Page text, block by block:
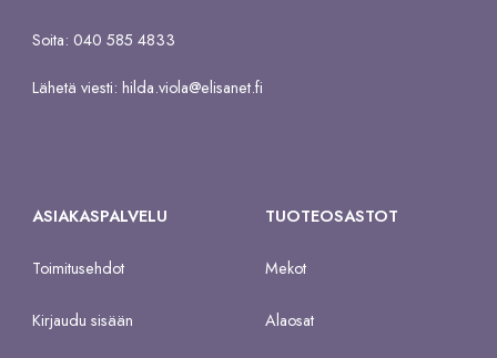
Soita: 040 585 4833
Lähetä viesti:hilda.viola@elisanet.fi
ASIAKASPALVELU
Toimitusehdot
Kirjaudu sisään
TUOTEOSASTOT
Mekot
Alaosat